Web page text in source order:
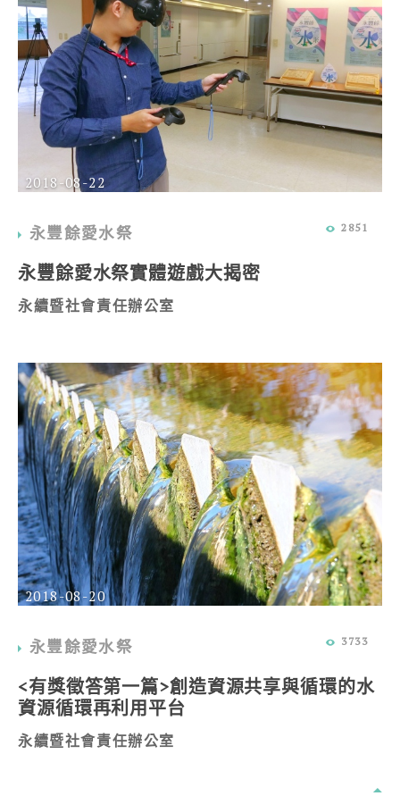
2018-08-22
永豐餘愛水祭 2851
永豐餘愛水祭實體遊戲大揭密
永續暨社會責任辦公室
2018-08-20
永豐餘愛水祭 3733
<有獎徵答第一篇>創造資源共享與循環的水
資源循環再利用平台
永續暨社會責任辦公室